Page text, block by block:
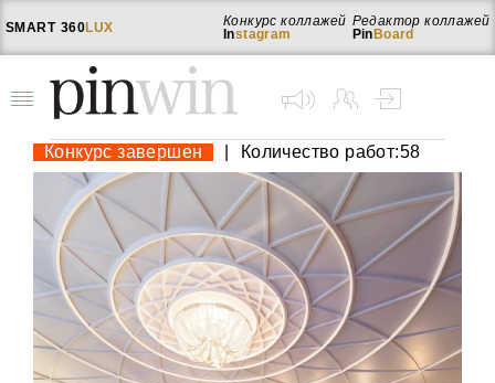
SMART 360LUX
Редактор коллажей
Pin Board
Конкурс коллажей
Instagram
Конкурс завершен Количество работ:58